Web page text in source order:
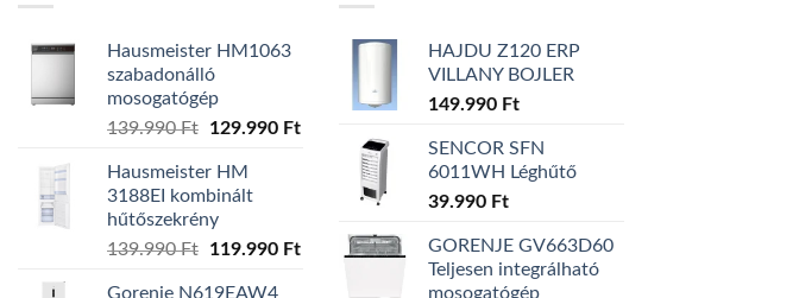
Hausmeister HM1063
szabadonálló
mosogatógép
139.990Ft
Original
was:
139.990 Ft.
129.990 FtCurrent
129.990 Ft.
Hausmeister HM
3188EI kombinált
hűtőszekrény
139.990Ft
Original
119.990 FtCurrent
Gorenje N619EAW4
HAJDU Z120 ERP
VILLANY BOJLER
149.990 Ft
SENCOR SFN
6011WH Léghűtő
39.990 Ft
GORENJE GV663D60
Teljesen integrálható
mosogatógép